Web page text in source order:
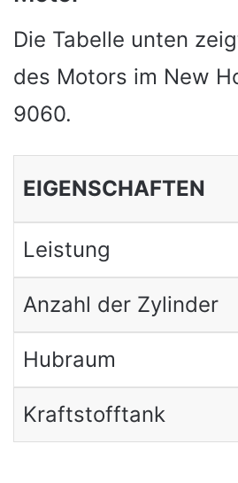
Die Tabelle unten
des Motors im New
9060.
EIGENSCHAFTEN
Leistung
Anzahl der Zylinder
Hubraum
Kraftstofftank